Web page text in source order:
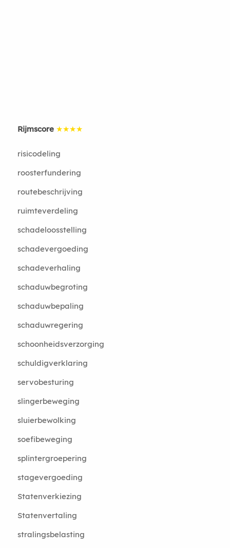
Rijmscore ★★★★
risicodeling
roosterfundering
routebeschrijving
ruimteverdeling
schadeloosstelling
schadevergoeding
schadeverhaling
schaduwbegroting
schaduwbepaling
schaduwregering
schoonheidsverzorging
schuldigverklaring
servobesturing
slingerbeweging
sluierbewolking
soefibeweging
splintergroepering
stagevergoeding
Statenverkiezing
Statenvertaling
stralingsbelasting